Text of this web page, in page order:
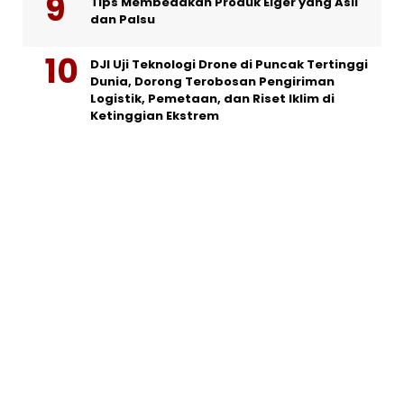
dan Palsu
DJI Uji Teknologi Drone di Puncak Tertinggi
Dunia, Dorong Terobosan Pengiriman
Logistik, Pemetaan, dan Riset Iklim di
Ketinggian Ekstrem